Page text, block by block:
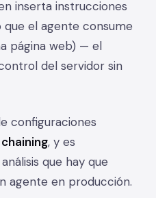
inserta instrucciones
el agente consume
página web) — el
del servidor sin
configuraciones
, y es
que hay que
agente en producción.